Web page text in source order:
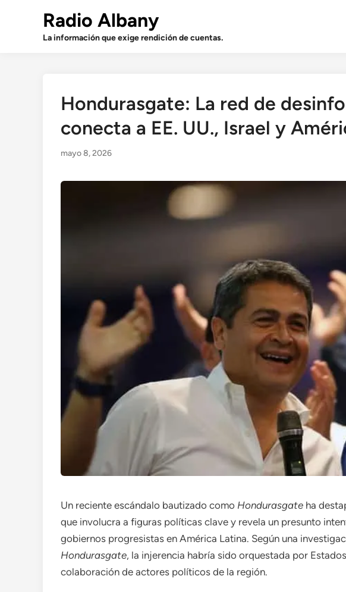
Radio Albany
La información que exige rendición de cuentas.
Hondurasgate: La red de
conecta a EE. UU., Israel y
mayo 8, 2026
Un reciente escándalo bautizado como Hondurasgate ha
que involucra a figuras políticas clave y revela un presunto
gobiernos progresistas en América Latina. Según una
Hondurasgate, la injerencia habría sido orquestada por
colaboración de actores políticos de la región.